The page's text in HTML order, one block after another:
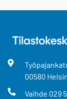
00580
Vaihde 029